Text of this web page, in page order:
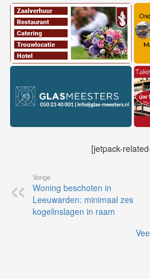
[jetpack-
Vorige
Woning beschoten in
Leeuwarden: minimaal zes
kogelinslagen in raam